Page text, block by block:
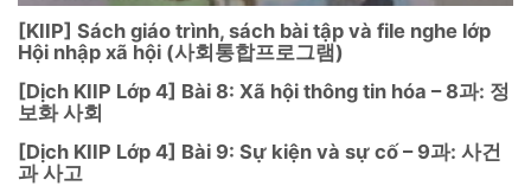
[KIIP] Sách giáo trình, sách bài tập và file nghe lớp
Hội nhập xã hội (사회통합프로그램)
[Dịch KIIP Lớp 4] Bài 8: Xã hội thông tin hóa – 8과: 정
보화 사회
[Dịch KIIP Lớp 4] Bài 9: Sự kiện và sự cố – 9과: 사건
과 사고